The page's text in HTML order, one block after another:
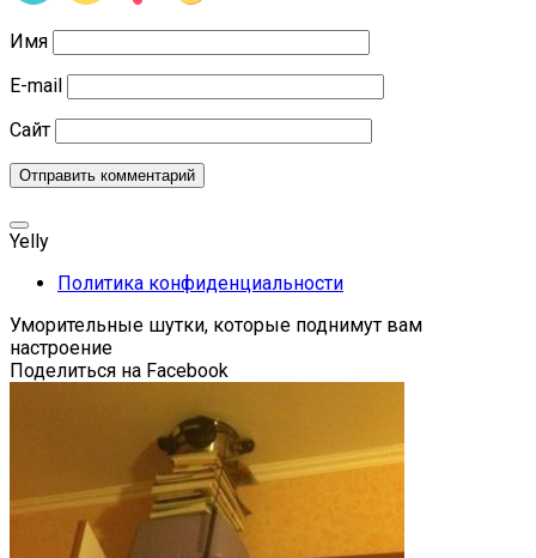
Имя
E-mail
Сайт
Yelly
Политика конфиденциальности
Уморительные шутки, которые поднимут вам
настроение
Поделиться на Facebook